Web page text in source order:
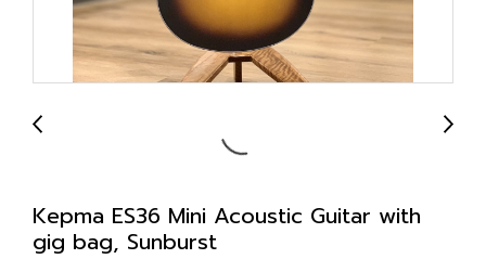
Kepma ES36 Mini Acoustic Guitar with
gig bag, Sunburst